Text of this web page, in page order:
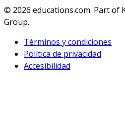
© 2026 educations.com. Part of
Group.
Términos y condiciones
Política de privacidad
Accesibilidad